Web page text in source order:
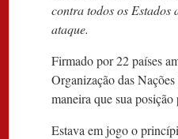
contra todos os Estados
ataque.
Firmado por 22 países
Organização das
maneira que sua posição
Estava em jogo o